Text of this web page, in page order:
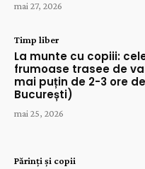
mai 27, 2026
Timp liber
La munte cu copiii:
frumoase trasee de
mai puțin de 2-3 ore de
București)
mai 25, 2026
Părinți și copii